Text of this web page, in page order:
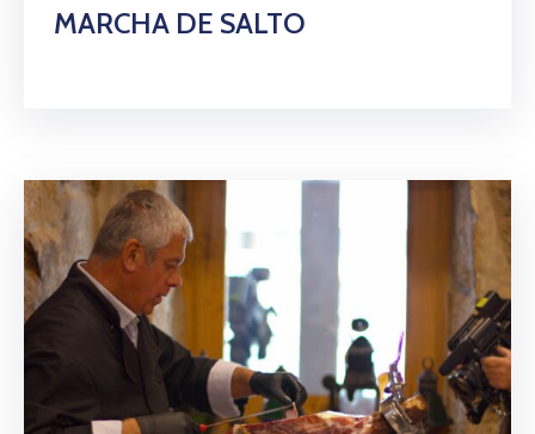
MARCHA DE SALTO